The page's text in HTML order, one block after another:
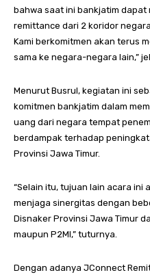
bahwa saat ini bankjatim dapat
remittance dari 2 koridor
Kami berkomitmen akan terus
sama ke negara-negara lain,”
Menurut Busrul, kegiatan ini
komitmen bankjatim dalam
uang dari negara tempat
berdampak terhadap
Provinsi Jawa Timur.
“Selain itu, tujuan lain acara ini
menjaga sinergitas dengan
Disnaker Provinsi Jawa Timur
maupun P2MI,” tuturnya.
Dengan adanya JConnect